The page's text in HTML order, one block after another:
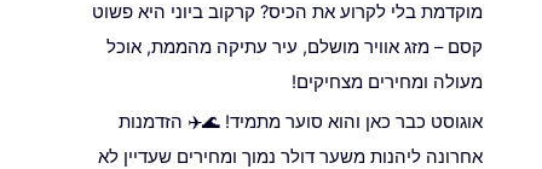
מוקדמת בלי לקרוע את הכיס? קרקוב ביוני היא פשוט
קסם – מזג אוויר מושלם, עיר עתיקה מהממת, אוכל
מעולה ומחירים מצחיקים!
אוגוסט כבר כאן והוא סוער מתמיד! 🌊✈️ הזדמנות
אחרונה ליהנות משער דולר נמוך ומחירים שעדיין לא